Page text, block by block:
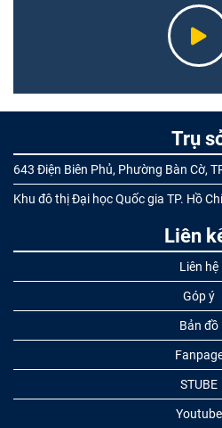
Trụ
643 Điện Biên Phủ, Phường Bàn Cờ,
Khu đô thị Đại học Quốc gia TP. Hồ
Liên
Liên hệ
Góp ý
Bản đồ
STUBE
Youtube